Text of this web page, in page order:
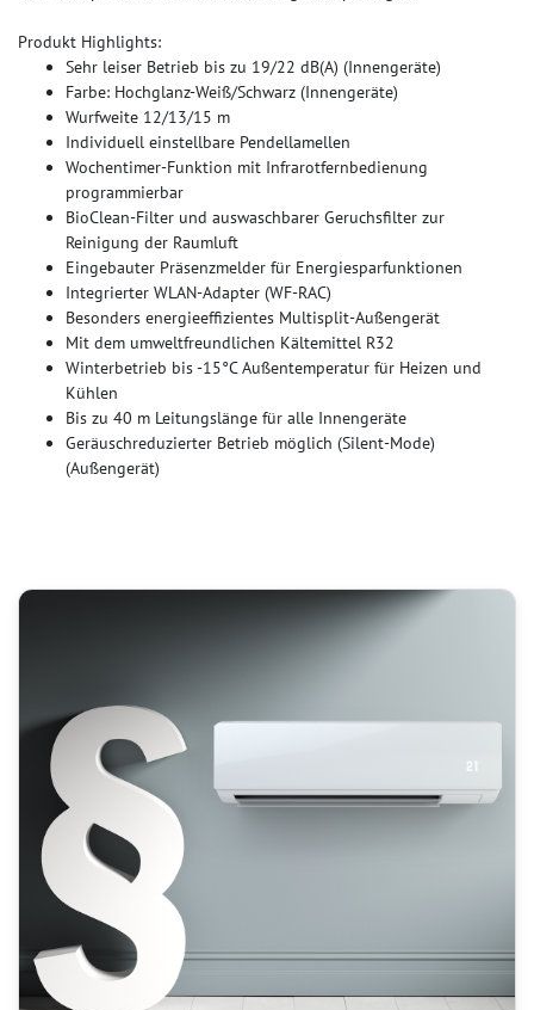
Produkt Highlights:
Sehr leiser Betrieb bis zu 19/22 dB(A) (Innengeräte)
Farbe: Hochglanz-Weiß/Schwarz (Innengeräte)
Wurfweite 12/13/15 m
Individuell einstellbare Pendellamellen
Wochentimer-Funktion mit Infrarotfernbedienung
programmierbar
BioClean-Filter und auswaschbarer Geruchsfilter zur
Reinigung der Raumluft
Eingebauter Präsenzmelder für Energiesparfunktionen
Integrierter WLAN-Adapter (WF-RAC)
Besonders energieeffizientes Multisplit-Außengerät
Mit dem umweltfreundlichen Kältemittel R32
Winterbetrieb bis -15°C Außentemperatur für Heizen und
Kühlen
Bis zu 40 m Leitungslänge für alle Innengeräte
Geräuschreduzierter Betrieb möglich (Silent-Mode)
(Außengerät)